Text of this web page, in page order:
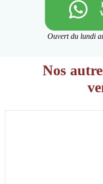
Ouvert du lundi
Nos